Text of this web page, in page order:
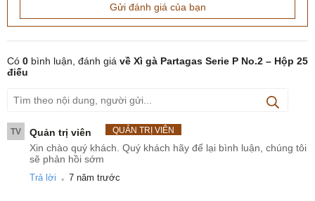
Gửi đánh giá của bạn
Có 0 bình luận, đánh giá về Xì gà Partagas Serie P No.2 – Hộp 25
điếu
TV Quản trị viên QUẢN TRỊ VIÊN
Xin chào quý khách. Quý khách hãy để lại bình luận, chúng tôi
sẽ phản hồi sớm
Trả lời . 7 năm trước